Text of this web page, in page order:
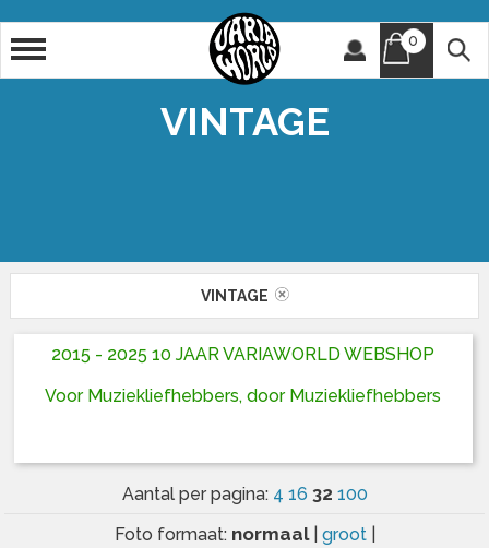
0
VINTAGE
VINTAGE
2015 - 2025 10 JAAR VARIAWORLD WEBSHOP
Voor Muziekliefhebbers, door Muziekliefhebbers
Aantal per pagina: 4 16 32 100
Foto formaat: normaal groot